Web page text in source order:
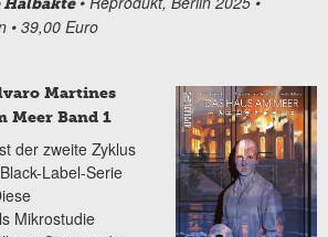
Halbakte
• 39,00 Euro
Martines
Meer Band 1
der zweite Zyklus
Label-Serie
Mikrostudie